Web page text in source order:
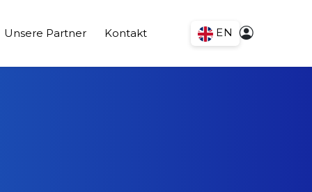
Unsere Partner Kontakt EN